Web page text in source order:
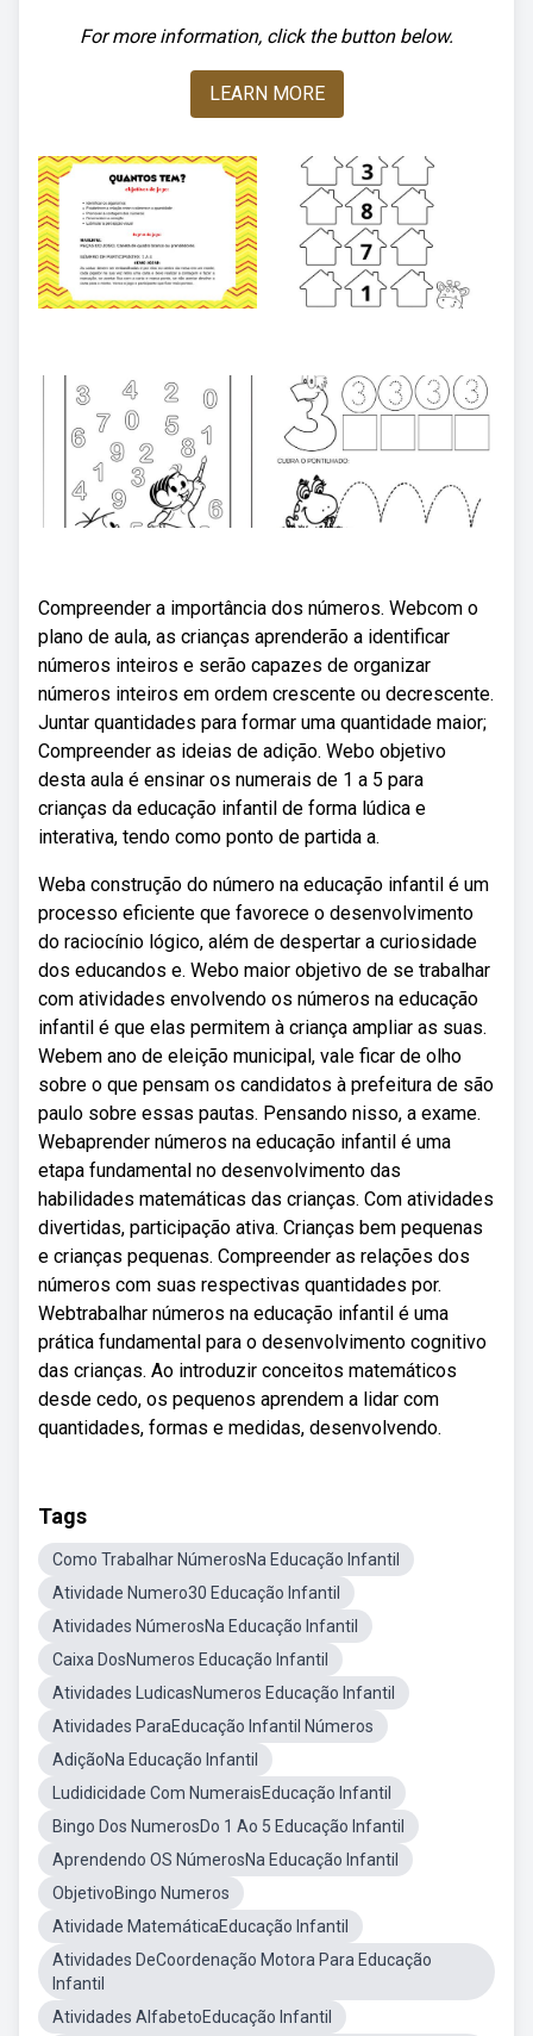
For more information, click the button below.
LEARN MORE
Compreender a importância dos números. Webcom o
plano de aula, as crianças aprenderão a identificar
números inteiros e serão capazes de organizar
números inteiros em ordem crescente ou decrescente.
Juntar quantidades para formar uma quantidade maior;
Compreender as ideias de adição. Webo objetivo
desta aula é ensinar os numerais de 1 a 5 para
crianças da educação infantil de forma lúdica e
interativa, tendo como ponto de partida a.
Weba construção do número na educação infantil é um
processo eficiente que favorece o desenvolvimento
do raciocínio lógico, além de despertar a curiosidade
dos educandos e. Webo maior objetivo de se trabalhar
com atividades envolvendo os números na educação
infantil é que elas permitem à criança ampliar as suas.
Webem ano de eleição municipal, vale ficar de olho
sobre o que pensam os candidatos à prefeitura de são
paulo sobre essas pautas. Pensando nisso, a exame.
Webaprender números na educação infantil é uma
etapa fundamental no desenvolvimento das
habilidades matemáticas das crianças. Com atividades
divertidas, participação ativa. Crianças bem pequenas
e crianças pequenas. Compreender as relações dos
números com suas respectivas quantidades por.
Webtrabalhar números na educação infantil é uma
prática fundamental para o desenvolvimento cognitivo
das crianças. Ao introduzir conceitos matemáticos
desde cedo, os pequenos aprendem a lidar com
quantidades, formas e medidas, desenvolvendo.
Tags
Como Trabalhar NúmerosNa Educação Infantil
Atividade Numero30 Educação Infantil
Atividades NúmerosNa Educação Infantil
Caixa DosNumeros Educação Infantil
Atividades LudicasNumeros Educação Infantil
Atividades ParaEducação Infantil Números
AdiçãoNa Educação Infantil
Ludidicidade Com NumeraisEducação Infantil
Bingo Dos NumerosDo 1 Ao 5 Educação Infantil
Aprendendo OS NúmerosNa Educação Infantil
ObjetivoBingo Numeros
Atividade MatemáticaEducação Infantil
Atividades DeCoordenação Motora Para Educação
Infantil
Atividades AlfabetoEducação Infantil